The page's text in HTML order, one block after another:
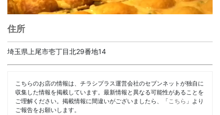
住所
埼玉県上尾市壱丁目北29番地14
こちらのお店の情報は、チラシプラス運営会社のセブンネットが独自に
収集した情報を掲載しています。最新情報と異なる可能性があることを
ご理解ください。掲載情報に間違いがございましたら、「 こちら 」より
ご報告をお願いします。